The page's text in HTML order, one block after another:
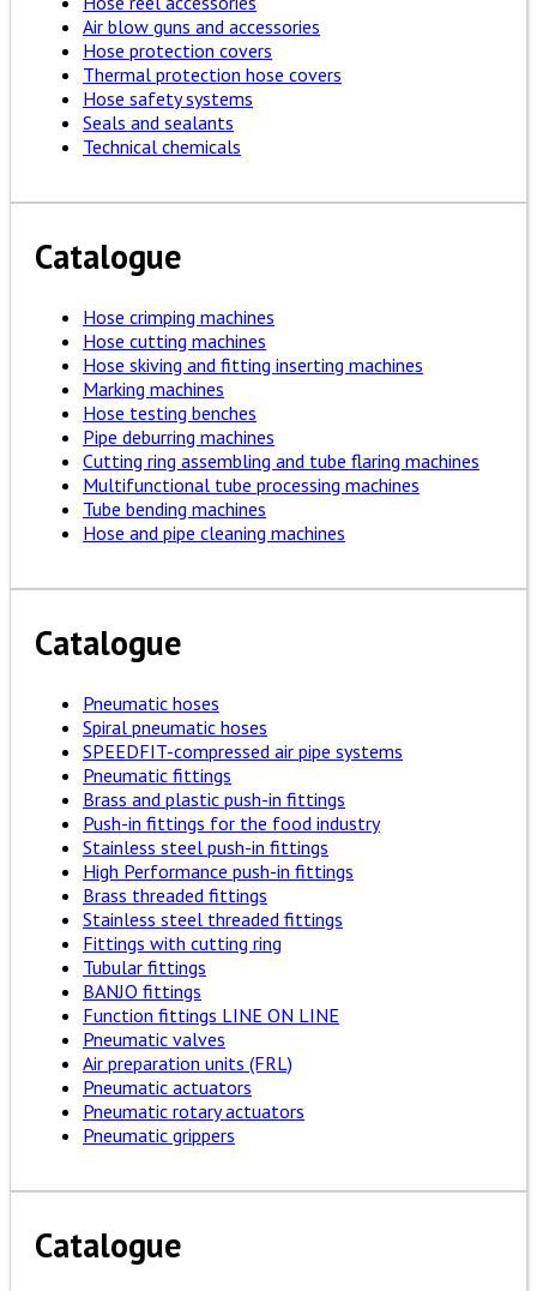
Air blow guns and accessories
Hose protection covers
Thermal protection hose covers
Hose safety systems
Seals and sealants
Technical chemicals
Catalogue
Hose crimping machines
Hose cutting machines
Hose skiving and fitting inserting machines
Marking machines
Hose testing benches
Pipe deburring machines
Cutting ring assembling and tube flaring machines
Multifunctional tube processing machines
Tube bending machines
Hose and pipe cleaning machines
Catalogue
Pneumatic hoses
Spiral pneumatic hoses
SPEEDFIT-compressed air pipe systems
Pneumatic fittings
Brass and plastic push-in fittings
Push-in fittings for the food industry
Stainless steel push-in fittings
High Performance push-in fittings
Brass threaded fittings
Stainless steel threaded fittings
Fittings with cutting ring
Tubular fittings
BANJO fittings
Function fittings LINE ON LINE
Pneumatic valves
Air preparation units (FRL)
Pneumatic actuators
Pneumatic rotary actuators
Pneumatic grippers
Catalogue